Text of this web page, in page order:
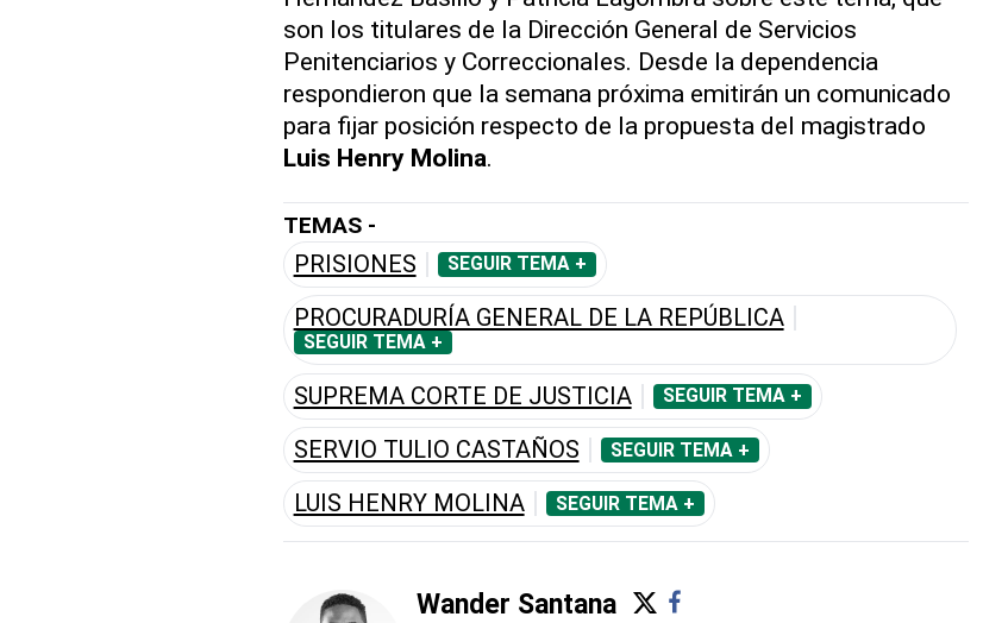
son los titulares de la Dirección General de Servicios
Penitenciarios y Correccionales. Desde la dependencia
respondieron que la semana próxima emitirán un comunicado
para fijar posición respecto de la propuesta del magistrado
Luis Henry Molina.
TEMAS -
PRISIONES SEGUIR TEMA +
PROCURADURÍA GENERAL DE LA REPÚBLICA
SEGUIR TEMA +
SUPREMA CORTE DE JUSTICIA SEGUIR TEMA +
SERVIO TULIO CASTAÑOS SEGUIR TEMA +
LUIS HENRY MOLINA SEGUIR TEMA +
Wander Santana